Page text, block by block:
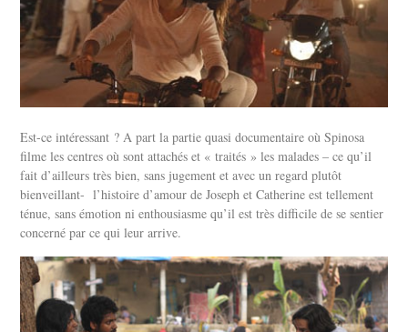
Est-ce intéressant ? A part la partie quasi documentaire où Spinosa
filme les centres où sont attachés et « traités » les malades – ce qu’il
fait d’ailleurs très bien, sans jugement et avec un regard plutôt
bienveillant- l’histoire d’amour de Joseph et Catherine est tellement
ténue, sans émotion ni enthousiasme qu’il est très difficile de se sentier
concerné par ce qui leur arrive.